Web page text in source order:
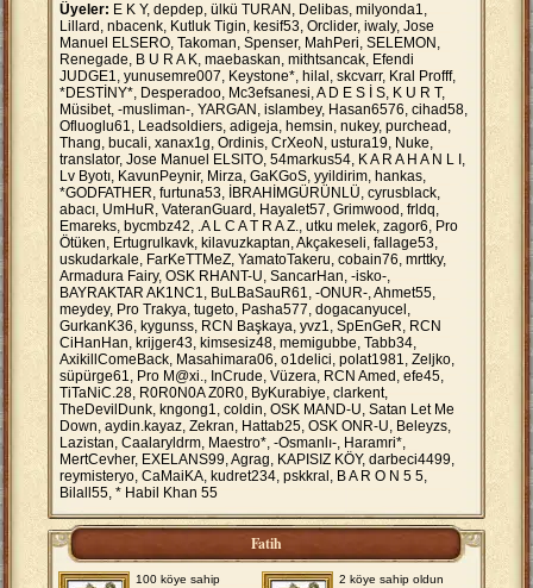
Üyeler: E K Y, depdep, ülkü TURAN, Delibas, milyonda1,
Lillard, nbacenk, Kutluk Tigin, kesif53, Orclider, iwaly, Jose
Manuel ELSERO, Takoman, Spenser, MahPeri, SELEMON,
Renegade, B U R A K, maebaskan, mithtsancak, Efendi
JUDGE1, yunusemre007, Keystone*, hilal, skcvarr, Kral Profff,
*DESTİNY*, Desperadoo, Mc3efsanesi, A D E S İ S, K U R T,
Müsibet, -musliman-, YARGAN, islambey, Hasan6576, cihad58,
Ofluoglu61, Leadsoldiers, adigeja, hemsin, nukey, purchead,
Thang, bucali, xanax1g, Ordinis, CrXeoN, ustura19, Nuke,
translator, Jose Manuel ELSITO, 54markus54, K A R A H A N L I,
Lv Byotı, KavunPeynir, Mirza, GaKGoS, yyildirim, hankas,
*GODFATHER, furtuna53, İBRAHİMGÜRÜNLÜ, cyrusblack,
abacı, UmHuR, VateranGuard, Hayalet57, Grimwood, frldq,
Emareks, bycmbz42, .A L C A T R A Z., utku melek, zagor6, Pro
Ötüken, Ertugrulkavk, kilavuzkaptan, Akçakeseli, fallage53,
uskudarkale, FarKeTTMeZ, YamatoTakeru, cobain76, mrttky,
Armadura Fairy, OSK RHANT-U, SancarHan, -isko-,
BAYRAKTAR AK1NC1, BuLBaSauR61, -ONUR-, Ahmet55,
meydey, Pro Trakya, tugeto, Pasha577, dogacanyucel,
GurkanK36, kygunss, RCN Başkaya, yvz1, SpEnGeR, RCN
CiHanHan, krijger43, kimsesiz48, memigubbe, Tabb34,
AxikillComeBack, Masahimara06, o1delici, polat1981, Zeljko,
süpürge61, Pro M@xi., InCrude, Vüzera, RCN Amed, efe45,
TiTaNiC.28, R0R0N0A Z0R0, ByKurabiye, clarkent,
TheDevilDunk, kngong1, coldin, OSK MAND-U, Satan Let Me
Down, aydin.kayaz, Zekran, Hattab25, OSK ONR-U, Beleyzs,
Lazistan, Caalaryldrm, Maestro*, -Osmanlı-, Haramri*,
MertCevher, EXELANS99, Agrag, KAPISIZ KÖY, darbeci4499,
reymisteryo, CaMaiKA, kudret234, pskkral, B A R O N 5 5,
Bilall55, * Habil Khan 55
Fatih
100 köye sahip
2 köye sahip oldun